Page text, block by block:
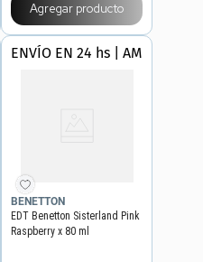
Agregar producto
ENVÍO EN 24 hs | AMBA
BENETTON
EDT Benetton Sisterland Pink
Raspberry x 80 ml